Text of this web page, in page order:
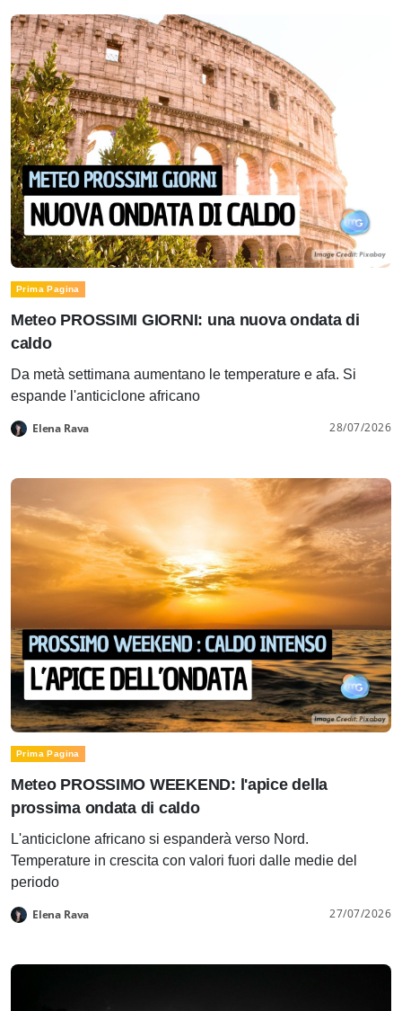
Prima Pagina
Meteo PROSSIMI GIORNI: una nuova ondata di
caldo
Da metà settimana aumentano le temperature e afa. Si
espande l'anticiclone africano
Elena Rava 28/07/2026
Prima Pagina
Meteo PROSSIMO WEEKEND: l'apice della
prossima ondata di caldo
L'anticiclone africano si espanderà verso Nord.
Temperature in crescita con valori fuori dalle medie del
periodo
Elena Rava 27/07/2026